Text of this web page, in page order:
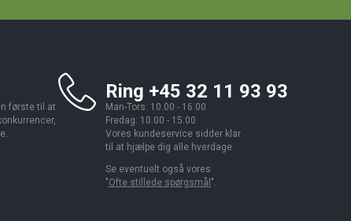
første til at
Ring +45 32 11 93 93
Man-Tors: 10.00 - 16.00
Fredag: 10.00 - 15.00
Vores kundeservice sidder klar
til at hjælpe dig alle hverdage.
Se eventuelt også vores
"Ofte stillede spørgsmål ".